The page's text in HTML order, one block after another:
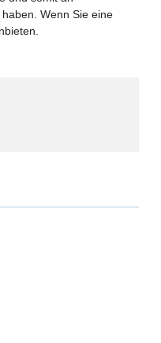
Wenn Sie eine